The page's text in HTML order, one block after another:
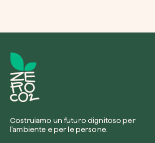
Costruiamo un futuro dignitoso per
l’ambiente e per le persone.